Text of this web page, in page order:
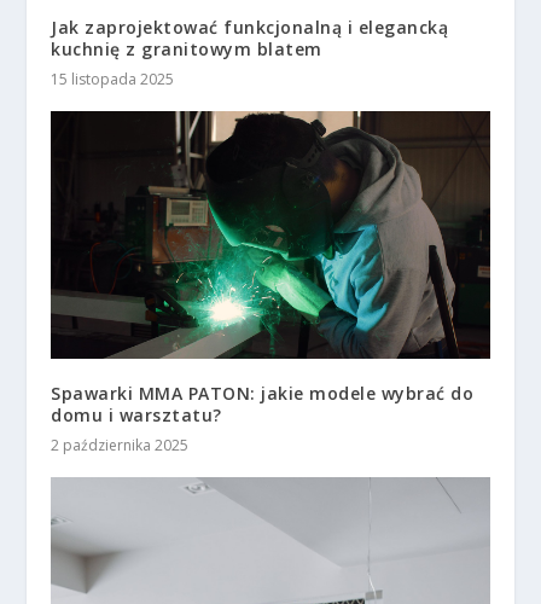
Jak zaprojektować funkcjonalną i elegancką
kuchnię z granitowym blatem
15 listopada 2025
Spawarki MMA PATON: jakie modele wybrać do
domu i warsztatu?
2 października 2025